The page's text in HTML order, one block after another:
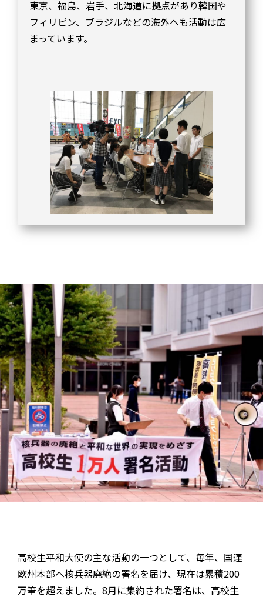
東京、福島、岩手、北海道に拠点があり韓国や
フィリピン、ブラジルなどの海外へも活動は広
まっています。
高校生平和大使の主な活動の一つとして、毎年、国連
欧州本部へ核兵器廃絶の署名を届け、現在は累積200
万筆を超えました。8月に集約された署名は、高校生